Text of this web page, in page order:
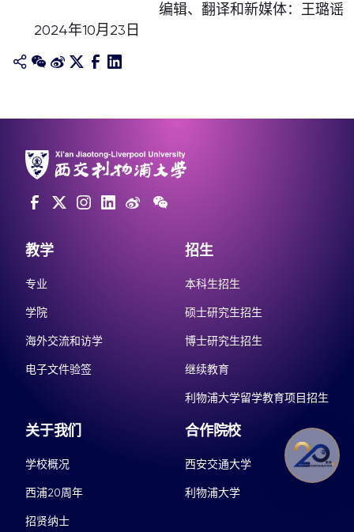
编辑、翻译和新媒体：王璐谣
2024年10月23日
教学
专业
学院
海外交流和访学
电子文件验签
招生
本科生招生
硕士研究生招生
博士研究生招生
继续教育
利物浦大学留学教育项目招生
关于我们
学校概况
西浦20周年
招贤纳士
合作院校
西安交通大学
利物浦大学